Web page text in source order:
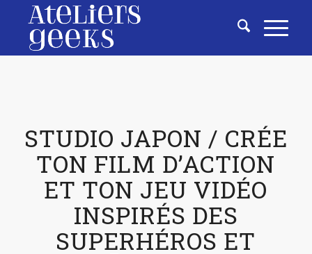
STUDIO JAPON / CRÉE
TON FILM D’ACTION
ET TON JEU VIDÉO
INSPIRÉS DES
SUPERHÉROS ET